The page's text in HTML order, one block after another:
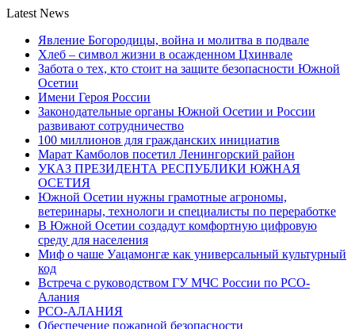
Latest News
Явление Богородицы, война и молитва в подвале
Хлеб – символ жизни в осажденном Цхинвале
Забота о тех, кто стоит на защите безопасности Южной
Осетии
Имени Героя России
Законодательные органы Южной Осетии и России
развивают сотрудничество
100 миллионов для гражданских инициатив
Марат Камболов посетил Ленингорский район
УКАЗ ПРЕЗИДЕНТА РЕСПУБЛИКИ ЮЖНАЯ
ОСЕТИЯ
Южной Осетии нужны грамотные агрономы,
ветеринары, технологи и специалисты по переработке
В Южной Осетии создадут комфортную цифровую
среду для населения
Миф о чаше Уацамонгæ как универсальный культурный
код
Встреча с руководством ГУ МЧС России по РСО-
Алания
РСО-АЛАНИЯ
Обеспечение пожарной безопасности